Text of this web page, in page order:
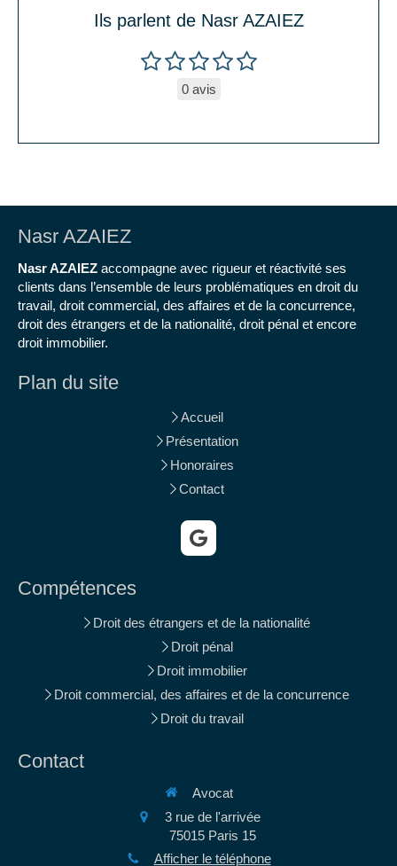
Ils parlent de Nasr AZAIEZ
0 avis
Nasr AZAIEZ
Nasr AZAIEZ accompagne avec rigueur et réactivité ses
clients dans l’ensemble de leurs problématiques en droit du
travail, droit commercial, des affaires et de la concurrence,
droit des étrangers et de la nationalité, droit pénal et encore
droit immobilier.
Plan du site
Accueil
Présentation
Honoraires
Contact
Compétences
Droit des étrangers et de la nationalité
Droit pénal
Droit immobilier
Droit commercial, des affaires et de la concurrence
Droit du travail
Contact
Avocat
3 rue de l'arrivée
75015 Paris 15
Afficher le téléphone